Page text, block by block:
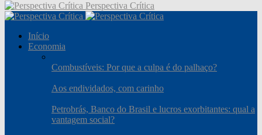
Perspectiva Crítica
Início
Economia
Combustíveis: Por que a culpa é do palhaço?
Aos endividados, com carinho
Petrobrás, Banco do Brasil e lucros exorbitantes: qual a
vantagem social?